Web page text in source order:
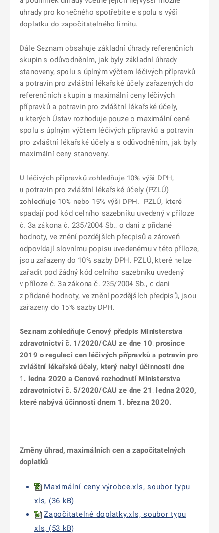
úhrady pro konečného spotřebitele spolu s výší
doplatku do započitatelného limitu.
Dále Seznam obsahuje základní úhrady referenčních
skupin s odůvodněním, jak byly základní úhrady
stanoveny, spolu s úplným výčtem léčivých přípravků
a potravin pro zvláštní lékařské účely zařazených do
referenčních skupin a maximální ceny léčivých
přípravků a potravin pro zvláštní lékařské účely,
u kterých Ústav rozhoduje pouze o maximální ceně
spolu s úplným výčtem léčivých přípravků a potravin
pro zvláštní lékařské účely a s odůvodněním, jak byly
maximální ceny stanoveny.
U léčivých přípravků zohledňuje 10% výši DPH,
u potravin pro zvláštní lékařské účely (PZLÚ)
zohledňuje 10% nebo 15% výši DPH. PZLÚ, které
spadají pod kód celního sazebníku uvedený v příloze
č. 3a zákona č. 235/2004 Sb., o dani z přidané
hodnoty, ve znění pozdějších předpisů a zároveň
odpovídají slovnímu popisu uvedenému v této příloze,
jsou zařazeny do 10% sazby DPH. PZLÚ, které nelze
zařadit pod žádný kód celního sazebníku uvedený
v příloze č. 3a zákona č. 235/2004 Sb., o dani
z přidané hodnoty, ve znění pozdějších předpisů, jsou
zařazeny do 15% sazby DPH.
Seznam zohledňuje Cenový předpis Ministerstva
zdravotnictví č. 1/2020/CAU ze dne 10. prosince
2019 o regulaci cen léčivých přípravků a potravin pro
zvláštní lékařské účely, který nabyl účinnosti dne
1. ledna 2020 a Cenové rozhodnutí Ministerstva
zdravotnictví č. 5/2020/CAU ze dne 21. ledna 2020,
které nabývá účinnosti dnem 1. března 2020.
Změny úhrad, maximálních cen a započitatelných
doplatků
Maximální ceny výrobce.xls, soubor typu
xls, (36 kB)
Započitatelné doplatky.xls, soubor typu
xls, (53 kB)